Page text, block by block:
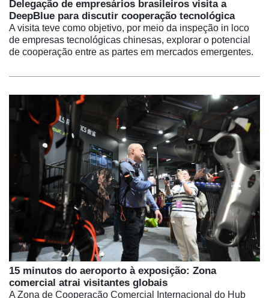
Delegação de empresários brasileiros visita a
DeepBlue para discutir cooperação tecnológica
A visita teve como objetivo, por meio da inspeção in loco
de empresas tecnológicas chinesas, explorar o potencial
de cooperação entre as partes em mercados emergentes.
15 minutos do aeroporto à exposição: Zona
comercial atrai visitantes globais
A Zona de Cooperação Comercial Internacional do Hub